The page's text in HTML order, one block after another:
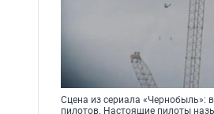
Сцена из сериала «Чернобыль»:
пилотов. Настоящие пилоты